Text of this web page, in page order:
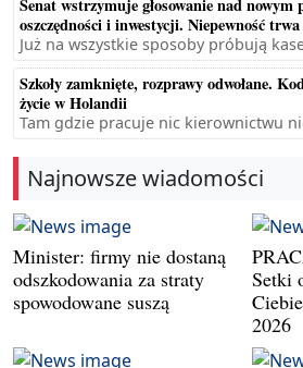
Senat wstrzymuje głosowanie nad nowym
oszczędności i inwestycji. Niepewność trwa
Już na wszystkie sposoby próbują
Szkoły zamknięte, rozprawy odwołane.
życie w Holandii
Tam gdzie pracuje nic kierownictwu
Najnowsze wiadomości
Minister: firmy nie dostaną
odszkodowania za straty
spowodowane suszą
Setki
2026